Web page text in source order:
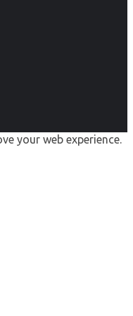
your web experience.